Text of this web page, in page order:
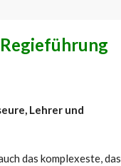
Lehrer und
das komplexeste, das